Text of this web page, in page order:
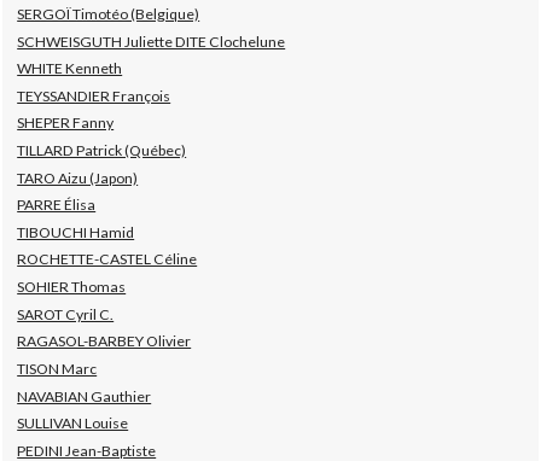
SERGOÏ Timotéo (Belgique)
SCHWEISGUTH Juliette DITE Clochelune
WHITE Kenneth
TEYSSANDIER François
SHEPER Fanny
TILLARD Patrick (Québec)
TARO Aizu (Japon)
PARRE Élisa
TIBOUCHI Hamid
ROCHETTE-CASTEL Céline
SOHIER Thomas
SAROT Cyril C.
RAGASOL-BARBEY Olivier
TISON Marc
NAVABIAN Gauthier
SULLIVAN Louise
PEDINI Jean-Baptiste